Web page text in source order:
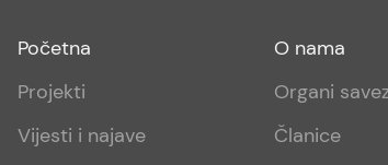
Footer
menu
Početna
Projekti
Vijesti i najave
Footer
sub
O nama
Organi
Članice